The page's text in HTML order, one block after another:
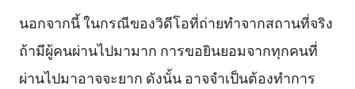
นอกจากนี้ ในกรณีของวิดีโอที่ถ่ายทำจากสถานที่จริง
ถ้ามีผู้คนผ่านไปมามาก การขอยินยอมจากทุกคนที่
ผ่านไปมาอาจจะยาก ดังนั้น อาจจำเป็นต้องทำการ